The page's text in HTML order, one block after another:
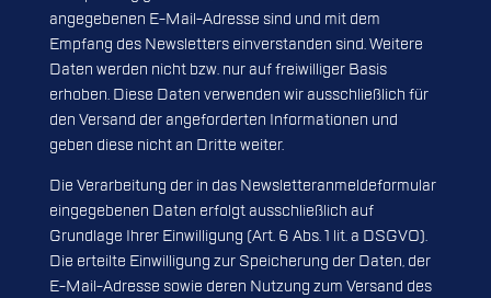
angegebenen E-Mail-Adresse sind und mit dem
Empfang des Newsletters einverstanden sind. Weitere
Daten werden nicht bzw. nur auf freiwilliger Basis
erhoben. Diese Daten verwenden wir ausschließlich für
den Versand der angeforderten Informationen und
geben diese nicht an Dritte weiter.
Die Verarbeitung der in das Newsletteranmeldeformular
eingegebenen Daten erfolgt ausschließlich auf
Grundlage Ihrer Einwilligung (Art. 6 Abs. 1 lit. a DSGVO).
Die erteilte Einwilligung zur Speicherung der Daten, der
E-Mail-Adresse sowie deren Nutzung zum Versand des